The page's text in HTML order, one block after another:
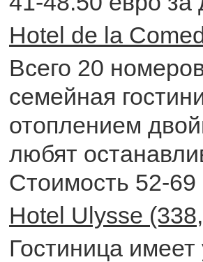
Hotel de la
Всего 20
семейная
отоплением
любят
Стоимость 52-69
Hotel Ulysse
Гостиница